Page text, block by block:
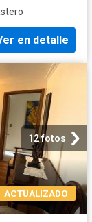
en detalle
12 fotos
ACTUALIZADO